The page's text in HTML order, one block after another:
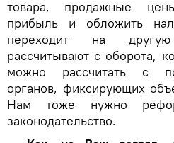
товара, продажные
прибыль и обложить
переходит на
рассчитывают с оборота,
можно рассчитать с
органов, фиксирующих
Нам тоже нужно
законодательство.